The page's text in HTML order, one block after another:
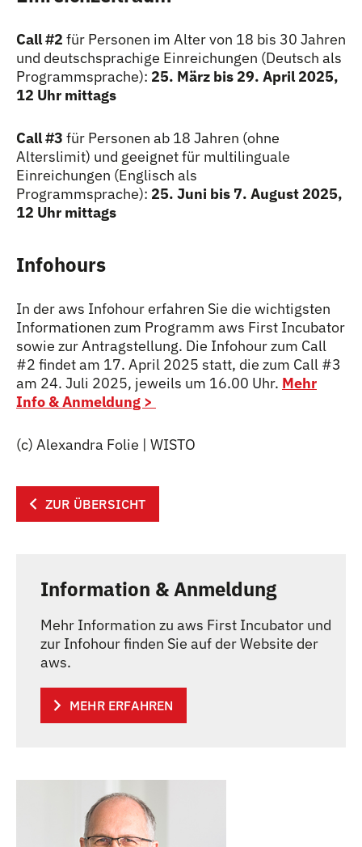
Call #2 für Personen im Alter von 18 bis 30 Jahren
und deutschsprachige Einreichungen (Deutsch als
Programmsprache): 25. März bis 29. April 2025,
12 Uhr mittags
Call #3 für Personen ab 18 Jahren (ohne
Alterslimit) und geeignet für multilinguale
Einreichungen (Englisch als
Programmsprache): 25. Juni bis 7. August 2025,
12 Uhr mittags
Infohours
In der aws Infohour erfahren Sie die wichtigsten
Informationen zum Programm aws First Incubator
sowie zur Antragstellung. Die Infohour zum Call
#2 findet am 17. April 2025 statt, die zum Call #3
am 24. Juli 2025, jeweils um 16.00 Uhr. Mehr
Info & Anmeldung >
(c) Alexandra Folie | WISTO
ZUR ÜBERSICHT
Information & Anmeldung
Mehr Information zu aws First Incubator und
zur Infohour finden Sie auf der Website der
aws.
MEHR ERFAHREN